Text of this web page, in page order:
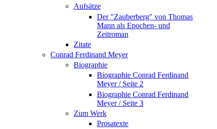
Aufsätze
Der "Zauberberg" von Thomas
Mann als Epochen- und
Zeitroman
Zitate
Conrad Ferdinand Meyer
Biographie
Biographie Conrad Ferdinand
Meyer / Seite 2
Biographie Conrad Ferdinand
Meyer / Seite 3
Zum Werk
Prosatexte